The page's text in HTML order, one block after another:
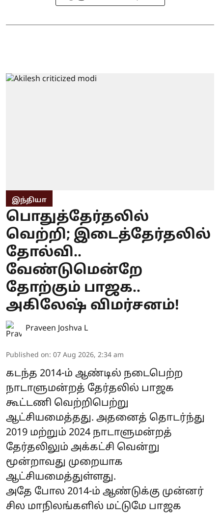
இந்தியா
பொதுத்தேர்தலில்
வெற்றி; இடைத்தேர்தலில்
தோல்வி..
வேண்டுமென்றே
தோற்கும் பாஜக..
அகிலேஷ் விமர்சனம்!
Praveen Joshva L
Published on: 07 Aug 2026, 2:34 am
கடந்த 2014-ம் ஆண்டில் நடைபெற்ற
நாடாளுமன்றத் தேர்தலில் பாஜக
கூட்டணி வெற்றிபெற்று
ஆட்சியமைத்தது. அதனைத் தொடர்ந்து
2019 மற்றும் 2024 நாடாளுமன்றத்
தேர்தலிலும் அக்கட்சி வென்று
மூன்றாவது முறையாக
ஆட்சியமைத்துள்ளது.
அதே போல 2014-ம் ஆண்டுக்கு முன்னர்
சில மாநிலங்களில் மட்டுமே பாஜக